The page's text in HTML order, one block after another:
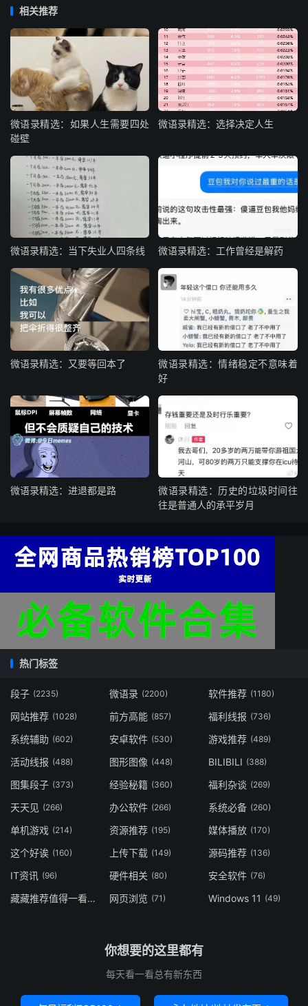
相关推荐
微语录精选：如果人生需要四处
碰壁
微语录精选：选择决定人生
微语录精选：当下失业人四条线 微语录精选：工作曾经是解药
微语录精选：又要等回本了
微语录精选：情绪稳定不意味着
好
微语录精选：进退都是路
微语录精选：历史的垃圾时间往
往是普通人的承平岁月
热门标签
段子 (2235) 微语录 (2200) 软件推荐 (1180)
网站推荐 (1028) 前方高能 (857) 福利线报 (736)
系统辅助 (602) 安卓软件 (530) 游戏推荐 (489)
活动线报 (488) 图形图像 (448) BILIBILI (388)
图集段子 (373) 经验秘籍 (360) 福利杂谈 (269)
天天见 (266) 办公软件 (266) 系统必备 (260)
单机游戏 (214) 资源推荐 (195) 媒体播放 (170)
这个好诶 (160) 上传下载 (149) 源码推荐 (136)
IT资讯 (96) 硬件相关 (80) 安全软件 (76)
藏藏推荐值得一看(73) 网页浏览 (71) Windows 11 (49)
你想要的这里都有
每天看一看总有新东西